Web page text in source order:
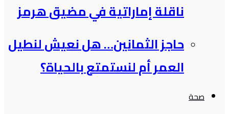
ناقلة إماراتية في مضيق هرمز
حاجز الثمانين… هل نعيش لنطيل
العمر أم لنستمتع بالحياة؟
صحة